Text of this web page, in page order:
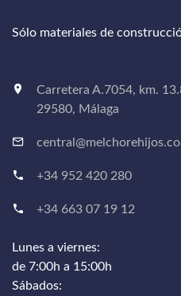
Sólo materiales de
Carretera A.7054, km.
29580, Málaga
+34 952 420 280
+34 663 07 19 12
Lunes a viernes:
de 7:00h a 15:00h
Sábados: